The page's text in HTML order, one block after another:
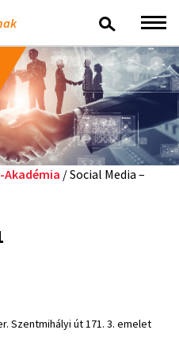
Akadémia / Social Media –
Szentmihályi út 171. 3. emelet